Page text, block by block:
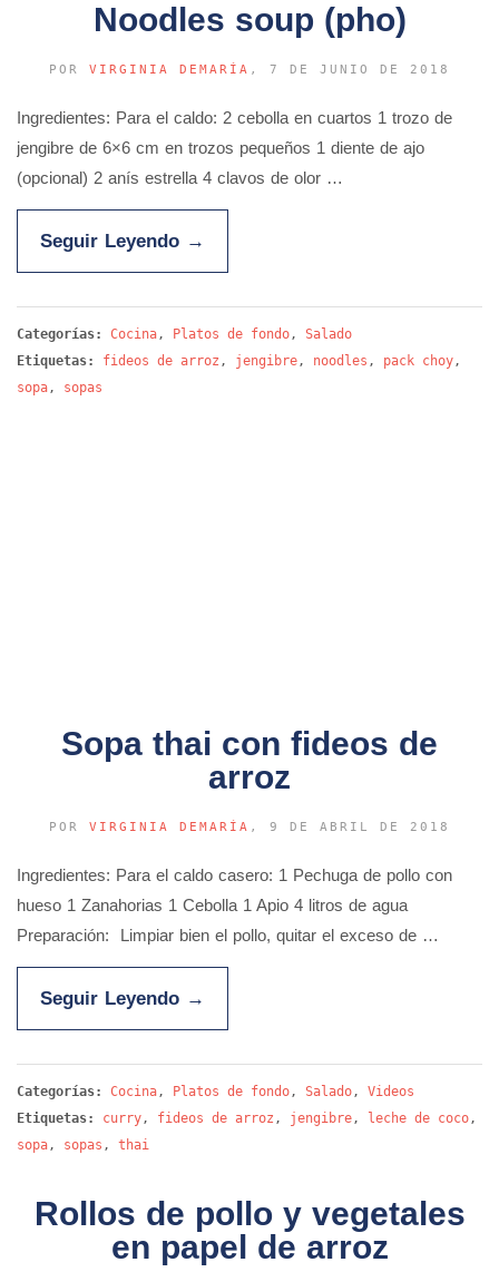
Noodles soup (pho)
POR VIRGINIA DEMARÍA , 7 DE JUNIO DE 2018
Ingredientes: Para el caldo: 2 cebolla en cuartos 1 trozo de
jengibre de 6×6 cm en trozos pequeños 1 diente de ajo
(opcional) 2 anís estrella 4 clavos de olor …
Seguir Leyendo →
Categorías: Cocina, Platos de fondo, Salado
Etiquetas:
fideos de arroz , jengibre, noodles , pack choy,
sopa, sopas
Sopa thai con fideos de
arroz
POR VIRGINIA DEMARÍA , 9 DE ABRIL DE 2018
Ingredientes: Para el caldo casero: 1 Pechuga de pollo con
hueso 1 Zanahorias 1 Cebolla 1 Apio 4 litros de agua
Preparación: Limpiar bien el pollo, quitar el exceso de …
Seguir Leyendo →
Categorías: Cocina, Platos de fondo, Salado, Videos
Etiquetas:
curry, fideos de arroz , jengibre, leche de coco,
sopa, sopas , thai
Rollos de pollo y vegetales
en papel de arroz